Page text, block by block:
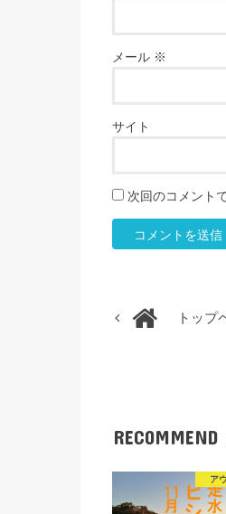
メール ※
サイト
次回のコメント
トップ
RECOMMEND
ア